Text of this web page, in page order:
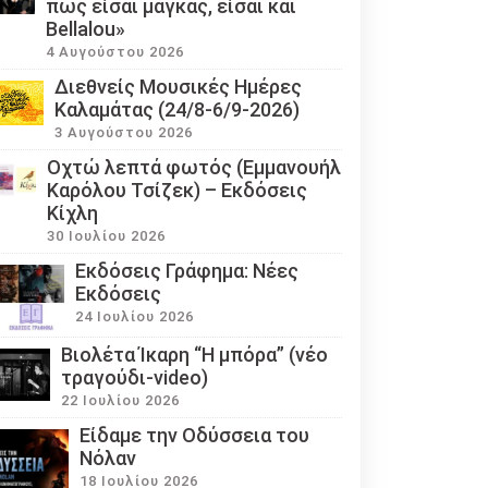
πως είσαι μάγκας, είσαι και
Bellalou»
4 Αυγούστου 2026
Διεθνείς Μουσικές Ημέρες
Καλαμάτας (24/8-6/9-2026)
3 Αυγούστου 2026
Οχτώ λεπτά φωτός (Εμμανουήλ
Καρόλου Τσίζεκ) – Εκδόσεις
Κίχλη
30 Ιουλίου 2026
Εκδόσεις Γράφημα: Νέες
Εκδόσεις
24 Ιουλίου 2026
Βιολέτα Ίκαρη “Η μπόρα” (νέο
τραγούδι-video)
22 Ιουλίου 2026
Eίδαμε την Οδύσσεια του
Νόλαν
18 Ιουλίου 2026